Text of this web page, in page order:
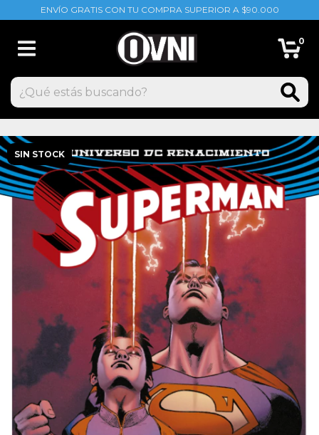
ENVÍO GRATIS CON TU COMPRA SUPERIOR A $90.000
0
SIN STOCK